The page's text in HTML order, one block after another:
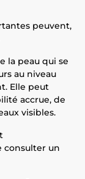
peuvent,
la peau qui se
au niveau
Elle peut
accrue, de
visibles.
consulter un